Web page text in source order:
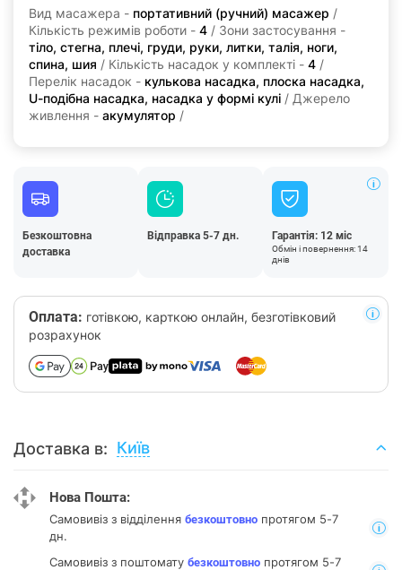
Вид масажера - портативний (ручний) масажер /
Кількість режимів роботи - 4 / Зони застосування -
тіло, стегна, плечі, груди, руки, литки, талія, ноги,
спина, шия / Кількість насадок у комплекті - 4 /
Перелік насадок - кулькова насадка, плоска насадка,
U-подібна насадка, насадка у формі кулі / Джерело
живлення - акумулятор /
Безкоштовна
доставка
Відправка 5-7 дн. Гарантія: 12 міс
Обмін і повернення: 14
днів
Оплата: готівкою, карткою онлайн, безготівковий
розрахунок
Доставка в: Київ
Нова Пошта:
Самовивіз з відділення безкоштовно протягом 5-7
дн.
Самовивіз з поштомату безкоштовно протягом 5-7